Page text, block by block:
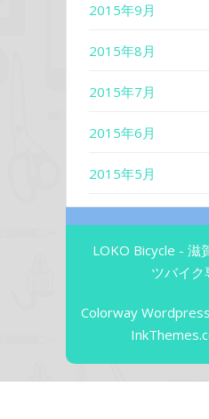
2015年9月
2015年8月
2015年7月
2015年6月
2015年5月
LOKO Bicycle - 滋
ツバイク
Colorway